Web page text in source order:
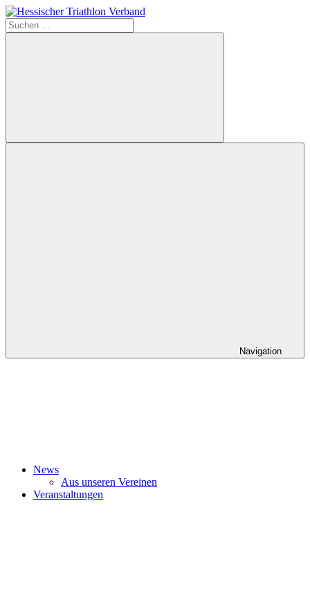
Zum
Inhalt
springen
Hessischer
Suchen
nach:
Suchen
Navigation
News
Aus unseren Vereinen
Veranstaltungen